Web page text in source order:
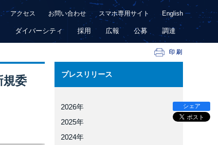
アクセス お問い合わせ スマホ専用サイト English
ダイバーシティ 採用 広報 公募 調達
印刷
シェア
規委 プレスリリース
2026年
2025年
2024年